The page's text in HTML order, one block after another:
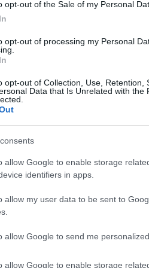
opt-out of the Sale of my Personal
opt-out of processing my Personal
opt-out of Collection, Use, Retention,
Data that Is Unrelated with the
allow Google to enable storage
identifiers in apps.
allow my user data to be sent to
allow Google to send me
allow Google to enable storage
τις ερωτήσεις.
στην ψηφιακή
που ψάχνεις και θα
με τα στοιχεία που
με μήνυμα τη
Στο πρώτο
PHO1055 κτλ.
ακόμα περισσότερες